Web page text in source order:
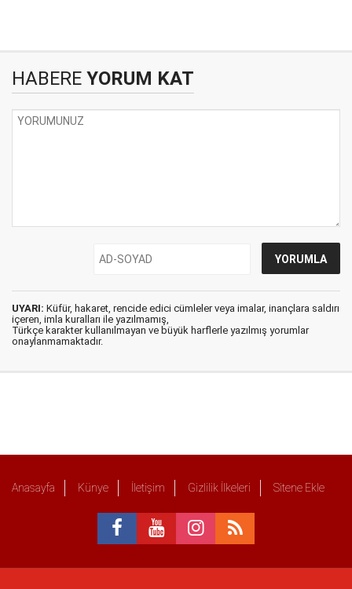
HABERE YORUM KAT
UYARI: Küfür, hakaret, rencide edici cümleler veya imalar, inançlara saldırı
içeren, imla kuralları ile yazılmamış,
Türkçe karakter kullanılmayan ve büyük harflerle yazılmış yorumlar
onaylanmamaktadır.
Anasayfa Künye İletişim Gizlilik İlkeleri Sitene Ekle